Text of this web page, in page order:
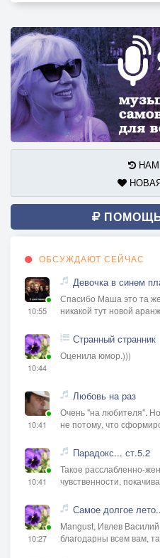
НАМ
ОБСУЖДАЮТ СЕЙЧАС
10:55
Девочка в синем
Спасибо Маша это та
никакой тут новой
10:44
Странный странник
Оценила юмор.)))
10:41
Любовь на раз
Очень "на любителя".
не потому, что
10:41
Парадокс... ст.5.2
Такое расслабленно-
чувственности,
10:27
Самое долгое
Mangust, Ивлев
благодарны всем вам,